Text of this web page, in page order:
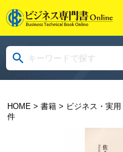
HOME> 書籍> ビジネス・実用
件